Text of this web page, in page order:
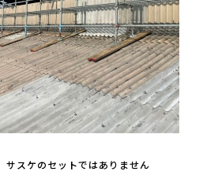
サスケのセットではありません